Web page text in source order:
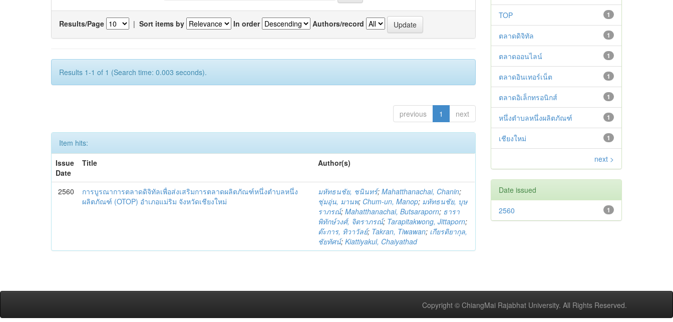
Results/Page | Sort items by In order Authors/record
Results 1-1 of 1 (Search time: 0.003 seconds).
previous 1 next
Item hits:
Issue
Date
Title Author(s)
2560
การบูรณาการตลาดดิจิทัลเพื่อส่งเสริมการตลาดผลิตภัณฑ์หนึ่งตำบลหนึ่ง
ผลิตภัณฑ์ (OTOP) อำเภอแม่ริม จังหวัดเชียงใหม่
มหัทธนชัย, ชนินทร์;Mahatthanachai, Chanin;
ชุ่มอุ่น, มานพ; Chum-un, Manop; มหัทธนชัย, บุษ
ราภรณ์;Mahatthanachai, Butsaraporn; ธารา
พิทักษ์วงศ์, จิตราภรณ์; Tarapitakwong, Jittaporn;
ต๊ะการ, ทิวาวัลย์; Takran, Tiwawan; เกียรติยากุล,
ชัยทัศน์;Kiattiyakul, Chaiyathad
1
TOP
1
ตลาดดิจิทัล
1
ตลาดออนไลน์
1
ตลาดอินเทอร์เน็ต
1
ตลาดอิเล็กทรอนิกส์
1
หนึ่งตำบลหนึ่งผลิตภัณฑ์
1
เชียงใหม่
next >
Date issued
1
2560
Copyright © ChiangMai Rajabhat University. All Rights Reserved.